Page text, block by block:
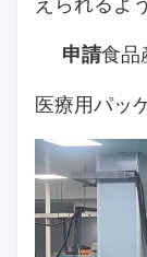
申請食品
医療用パッ